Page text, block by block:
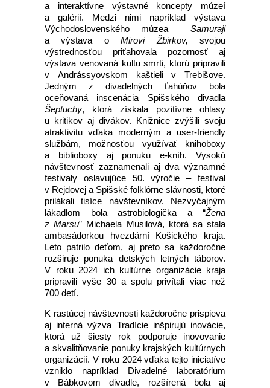
a interaktívne výstavné koncepty múzeí
a galérií. Medzi nimi napríklad výstava
Východoslovenského múzea Samuraji
a výstava oMirovi Žbirkov,svojou
výstrednosťou priťahovala pozornosť aj
výstava venovaná kultu smrti, ktorú pripravili
v Andrássyovskom kaštieli v Trebišove.
Jedným z divadelných ťahúňov bola
oceňovaná inscenácia Spišského divadla
Šeptuchy, ktorá získala pozitívne ohlasy
u kritikov aj divákov. Knižnice zvýšili svoju
atraktivitu vďaka moderným a user-friendly
službám, možnosťou využívať knihoboxy
a biblioboxy aj ponuku e-kníh. Vysokú
návštevnosť zaznamenali aj dva významné
festivaly oslavujúce 50. výročie – festival
v Rejdovej a Spišské folklórne slávnosti, ktoré
prilákali tisíce návštevníkov. Nezvyčajným
lákadlom bola astrobiologička a “Žena
z Marsu” Michaela Musilová, ktorá sa stala
ambasádorkou hvezdární Košického kraja.
Leto patrilo deťom, aj preto sa každoročne
rozširuje ponuka detských letných táborov.
V roku 2024 ich kultúrne organizácie kraja
pripravili vyše 30 a spolu privítali viac než
700 detí.
K rastúcej návštevnosti každoročne prispieva
aj interná výzva Tradície inšpirujú inovácie,
ktorá už šiesty rok podporuje inovovanie
a skvalitňovanie ponuky krajských kultúrnych
organizácií. V roku 2024 vďaka tejto iniciatíve
vzniklo napríklad Divadelné laboratórium
v Bábkovom divadle, rozšírená bola aj